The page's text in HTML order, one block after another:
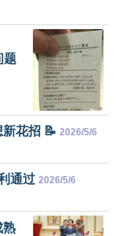
题
花招 📝 2026/5/6
通过 2026/5/6
熟